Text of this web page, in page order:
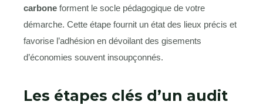
carbone forment le socle pédagogique de votre
démarche. Cette étape fournit un état des lieux précis et
favorise l’adhésion en dévoilant des gisements
d’économies souvent insoupçonnés.
Les étapes clés d’un audit